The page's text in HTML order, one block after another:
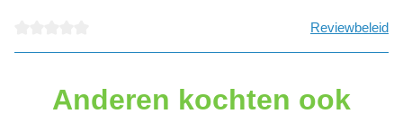
Reviewbeleid
Anderen kochten ook